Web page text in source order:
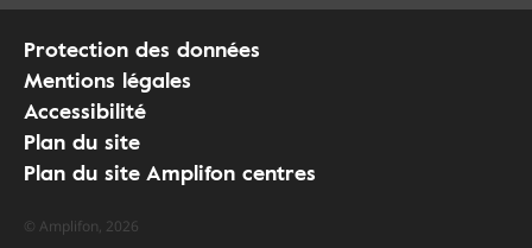
Protection des données
Mentions légales
Accessibilité
Plan du site
Plan du site Amplifon centres
© Amplifon, 2026